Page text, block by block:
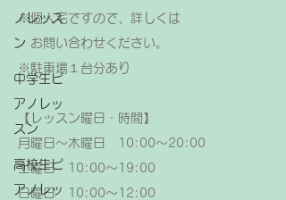
ノレッス
ン
中学生ピ
アノレッ
スン
高校生ピ
アノレッ
※個人宅ですので、詳しくは
お問い合わせください。
​※駐車場１台分あり
【レッスン曜日・時間】
月曜日～木曜日 10:00～20:00
土曜日 10:00～19:00
日曜日 10:00～12:00